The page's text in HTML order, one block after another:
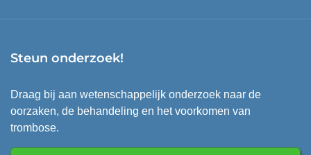
Steun onderzoek!
Draag bij aan wetenschappelijk onderzoek naar de
oorzaken, de behandeling en het voorkomen van
trombose.